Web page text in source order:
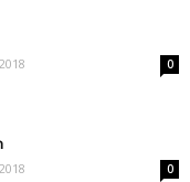
0
0